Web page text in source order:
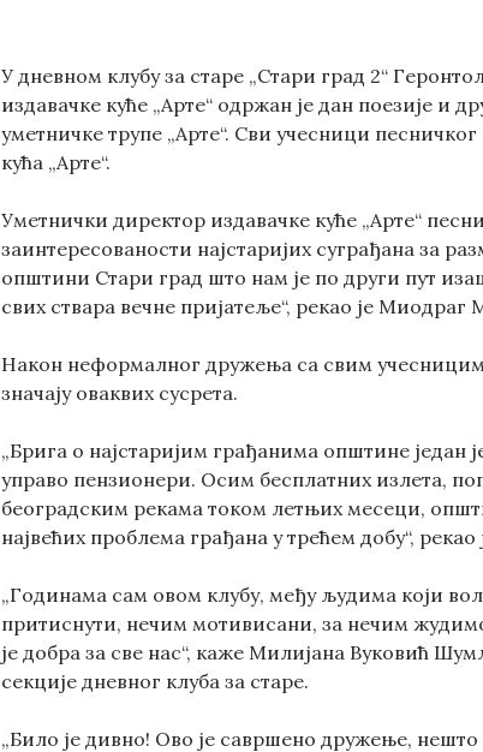
У дневном клубу за старе „Стари град 2“
издавачке куће „Арте“ одржан је дан поезије и
уметничке трупе „Арте“. Сви учесници
кућа „Арте“.
Уметнички директор издавачке куће „Арте“
заинтересованости најстаријих суграђана за
општини Стари град што нам је по други пут
свих ствара вечне пријатеље“, рекао је Миодраг
Након неформалног дружења са свим
значају оваквих сусрета.
„Брига о најстаријим грађанима општине
управо пензионери. Осим бесплатних излета,
београдским рекама током летњих месеци,
највећих проблема грађана у трећем добу“,
„Годинама сам овом клубу, међу људима који
притиснути, нечим мотивисани, за нечим
је добра за све нас“, каже Милијана Вуковић
секције дневног клуба за старе.
„Било је дивно! Ово је савршено дружење,